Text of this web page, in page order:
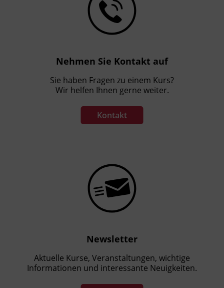
Nehmen Sie Kontakt auf
Sie haben Fragen zu einem Kurs?
Wir helfen Ihnen gerne weiter.
Kontakt
Newsletter
Aktuelle Kurse, Veranstaltungen, wichtige
Informationen und interessante Neuigkeiten.